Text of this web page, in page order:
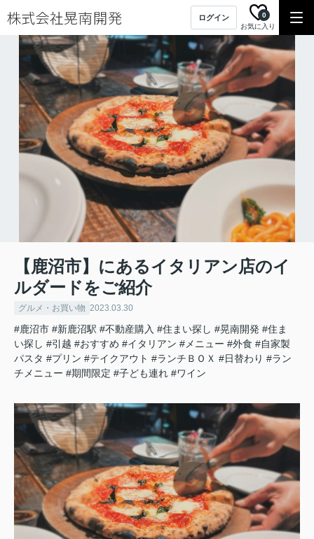
ログイン
お気に入り
0
【鹿沼市】にあるイタリアン店のイ
ルダードをご紹介
グルメ・お買い物 2023.03.30
#鹿沼市 #新鹿沼駅 #不動産購入 #住まい探し #晃南開発 #住ま
い探し #引越 #おすすめ #イタリアン #メニュー #外食 #自家製
パスタ #プリン #テイクアウト #ランチＢＯＸ #日替わり #ラン
チメニュー #期間限定 #子ども連れ #ワイン